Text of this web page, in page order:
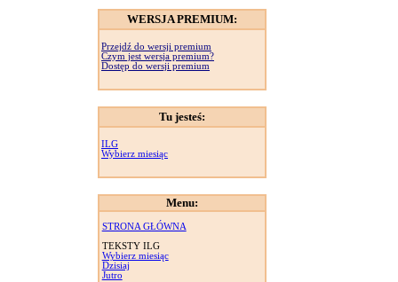
WERSJA PREMIUM:
Przejdź do wersji premium
Czym jest wersja premium?
Dostęp do wersji premium
Tu jesteś:
ILG
Wybierz miesiąc
Menu:
STRONA GŁÓWNA
TEKSTY ILG
Wybierz miesiąc
Dzisiaj
Jutro